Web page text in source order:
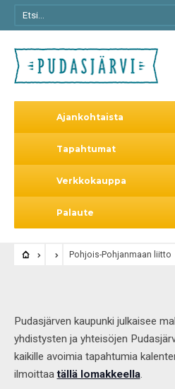
Ajankohtaista
Tapahtumat
Verkkokauppa
Palaute
Pohjois-Pohjanmaan liitto
Pudasjärven kaupunki julkaisee
yhdistysten ja yhteisöjen
kaikille avoimia tapahtumia
ilmoittaatällä lomakkeella.